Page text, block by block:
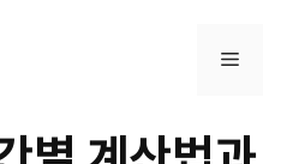
메
뉴